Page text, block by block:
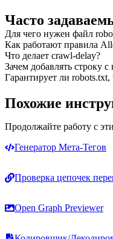
Часто
Для чего нужен файл
Как работают правила
Что делает crawl-delay?
Зачем добавлять строку с
Гарантирует ли
Похожие
Продолжайте работу с
Генератор Мета-Тегов
Проверка цепочек
Open Graph Previewer